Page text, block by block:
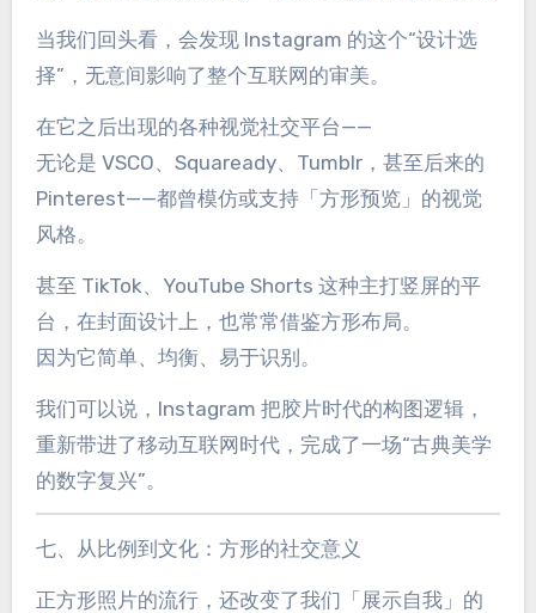
当我们回头看，会发现 Instagram 的这个“设计选
择”，无意间影响了整个互联网的审美。
在它之后出现的各种视觉社交平台——
无论是 VSCO、Squaready、Tumblr，甚至后来的
Pinterest——都曾模仿或支持「方形预览」的视觉
风格。
甚至 TikTok、YouTube Shorts 这种主打竖屏的平
台，在封面设计上，也常常借鉴方形布局。
因为它简单、均衡、易于识别。
我们可以说，Instagram 把胶片时代的构图逻辑，
重新带进了移动互联网时代，完成了一场“古典美学
的数字复兴”。
七、从比例到文化：方形的社交意义
正方形照片的流行，还改变了我们「展示自我」的